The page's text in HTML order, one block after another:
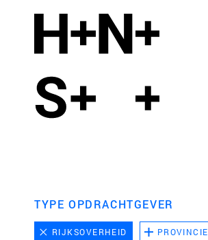
TYPE OPDRACHTGEVER
RIJKSOVERHEID PROVINCIE